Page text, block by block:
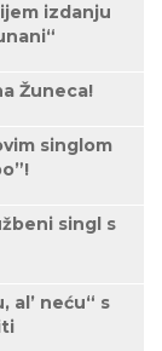
izdanju
Žuneca!
singlom
singl s
al’ neću“ s